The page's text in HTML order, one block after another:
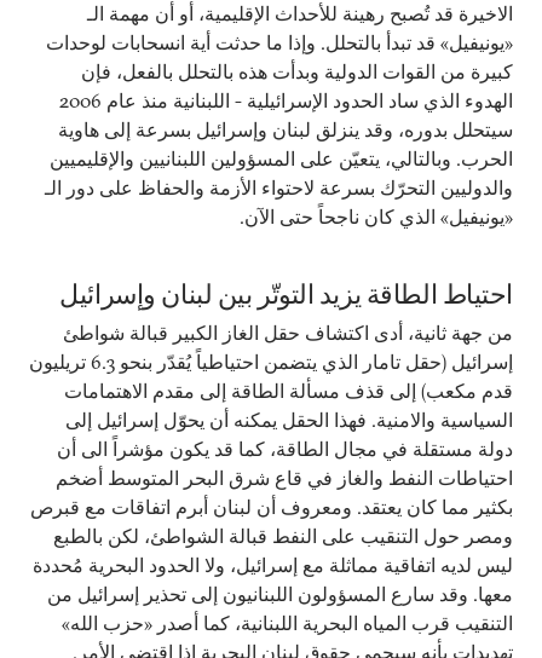
الاخيرة قد تُصبح رهينة للأحداث الإقليمية، أو أن مهمة الـ
«يونيفيل» قد تبدأ بالتحلل. وإذا ما حدثت أية انسحابات لوحدات
كبيرة من القوات الدولية وبدأت هذه بالتحلل بالفعل، فإن
الهدوء الذي ساد الحدود الإسرائيلية - اللبنانية منذ عام 2006
سيتحلل بدوره، وقد ينزلق لبنان وإسرائيل بسرعة إلى هاوية
الحرب. وبالتالي، يتعيّن على المسؤولين اللبنانيين والإقليميين
والدوليين التحرّك بسرعة لاحتواء الأزمة والحفاظ على دور الـ
«يونيفيل» الذي كان ناجحاً حتى الآن.
احتياط الطاقة يزيد التوتّر بين لبنان وإسرائيل
من جهة ثانية، أدى اكتشاف حقل الغاز الكبير قبالة شواطئ
إسرائيل (حقل تامار الذي يتضمن احتياطياً يُقدّر بنحو 6.3 تريليون
قدم مكعب) إلى قذف مسألة الطاقة إلى مقدم الاهتمامات
السياسية والامنية. فهذا الحقل يمكنه أن يحوّل إسرائيل إلى
دولة مستقلة في مجال الطاقة، كما قد يكون مؤشراً الى أن
احتياطات النفط والغاز في قاع شرق البحر المتوسط أضخم
بكثير مما كان يعتقد. ومعروف أن لبنان أبرم اتفاقات مع قبرص
ومصر حول التنقيب على النفط قبالة الشواطئ، لكن بالطبع
ليس لديه اتفاقية مماثلة مع إسرائيل، ولا الحدود البحرية مُحددة
معها. وقد سارع المسؤولون اللبنانيون إلى تحذير إسرائيل من
التنقيب قرب المياه البحرية اللبنانية، كما أصدر «حزب الله»
تهديدات بأنه سيحمي حقوق لبنان البحرية إذا اقتضى الأمر.